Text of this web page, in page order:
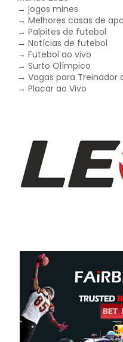
→jogos mines
→Melhores casas de
→Palpites de futebol
→Notícias de futebol
→Futebol ao vivo
→Surto Olímpico
→Vagas para Treinador
→Placar ao Vivo